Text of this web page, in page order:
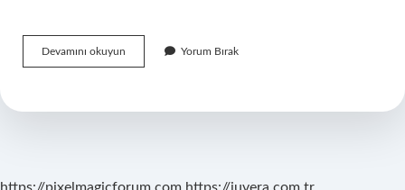
Devamını okuyun
Sektörü
Yorum Bırak